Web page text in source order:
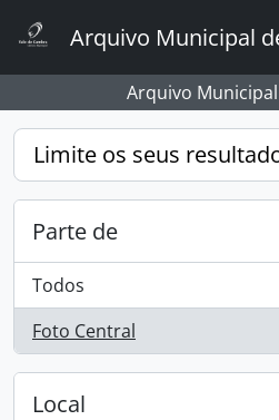
Arquivo Municipal
Arquivo
Limite os seus
Parte de
Todos
Foto Central
, 1 resultados
Local